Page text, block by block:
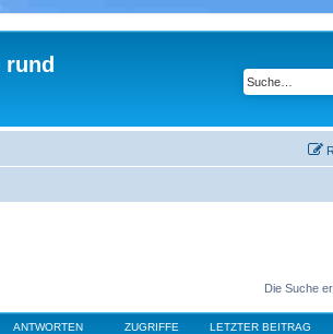
rund
Die Suche
ANTWORTEN ZUGRIFFE LETZTER BEITRAG